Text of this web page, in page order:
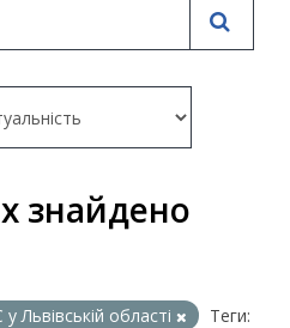
знайдено
Львівській області
Теги: